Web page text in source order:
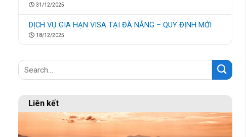
31/12/2025
DỊCH VỤ GIA HẠN VISA TẠI ĐÀ NẴNG – QUY ĐỊNH MỚI
18/12/2025
Liên kết